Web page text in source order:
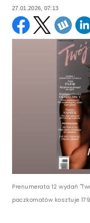
27.01.2026, 07:13
Prenumerata 12 wydań
paczkomatów kosztuje